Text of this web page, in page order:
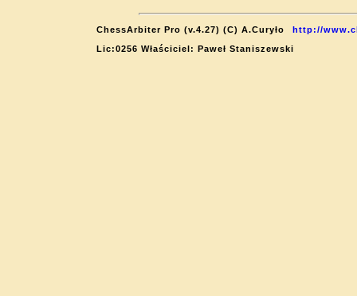
ChessArbiter Pro (v.4.27) (C) A.Curyło
http://
Lic:0256 Właściciel: Paweł Staniszewski